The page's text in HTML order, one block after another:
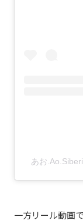
あお
一方リール動画